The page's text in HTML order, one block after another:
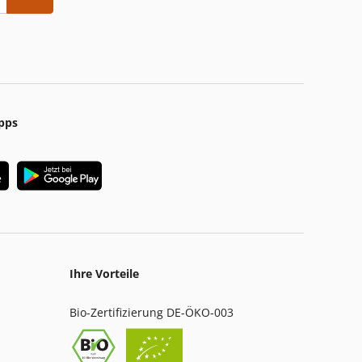
Ihre Vorteile
Bio-Zertifizierung DE-ÖKO-003